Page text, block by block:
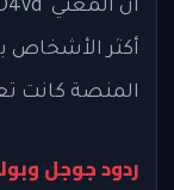
المنصة كانت
ردود جوجل